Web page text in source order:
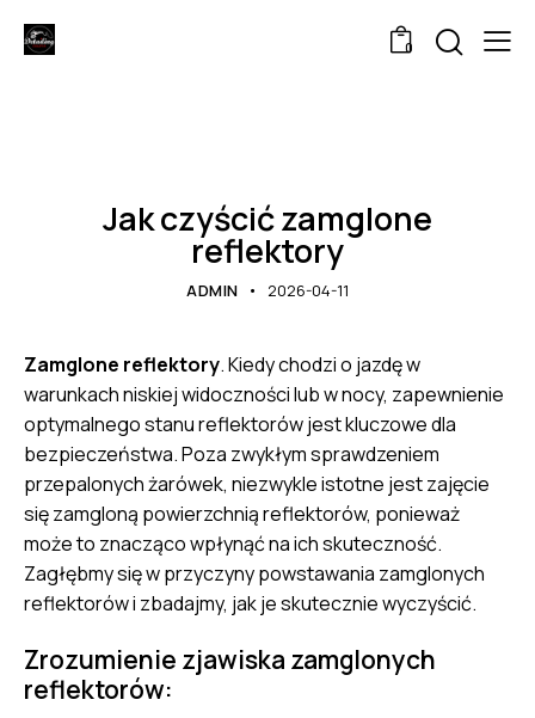
0
Jak czyścić zamglone
reflektory
ADMIN 2026-04-11
Zamglone reflektory. Kiedy chodzi o jazdę w
warunkach niskiej widoczności lub w nocy, zapewnienie
optymalnego stanu reflektorów jest kluczowe dla
bezpieczeństwa. Poza zwykłym sprawdzeniem
przepalonych żarówek, niezwykle istotne jest zajęcie
się zamgloną powierzchnią reflektorów, ponieważ
może to znacząco wpłynąć na ich skuteczność.
Zagłębmy się w przyczyny powstawania zamglonych
reflektorów i zbadajmy, jak je skutecznie wyczyścić.
Zrozumienie zjawiska zamglonych
reflektorów: